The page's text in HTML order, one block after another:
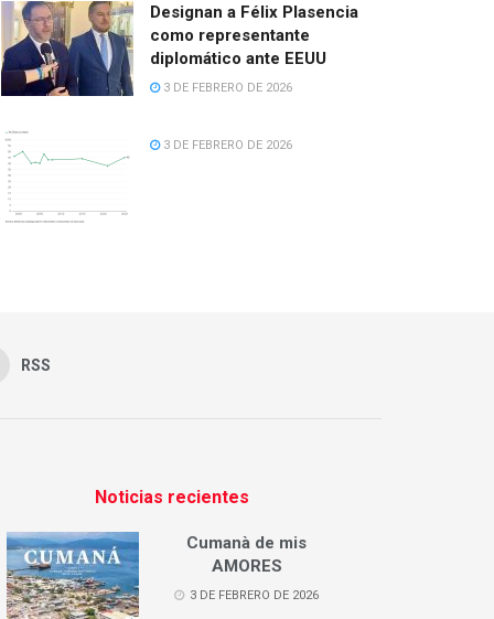
Designan a Félix Plasencia
como representante
diplomático ante EEUU
3 DE FEBRERO DE 2026
3 DE FEBRERO DE 2026
RSS
Noticias recientes
Cumanà de mis
AMORES
3 DE FEBRERO DE 2026